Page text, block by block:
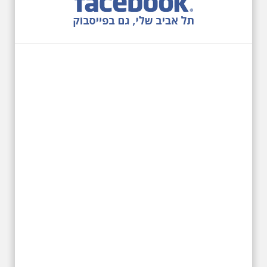
27.6.2026 - שבת בשעה
10:00 בבוקר. שכונת אבו
ביקור מיוחד בכנסיה